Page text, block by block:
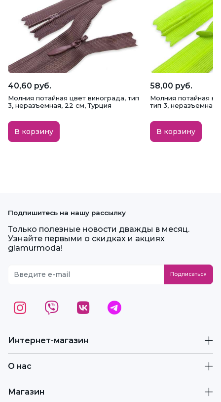
40,60 руб.
Молния потайная цвет винограда, тип
3, неразъемная, 22 см, Турция
В корзину
58,00 руб.
Молния потайная
тип 3, неразъемная,
В корзину
Интернет-магазин
О нас
Магазин
Подпишитесь на нашу рассылку
Только полезные новости дважды в месяц.
Узнайте первыми о скидках и акциях
glamurmoda!